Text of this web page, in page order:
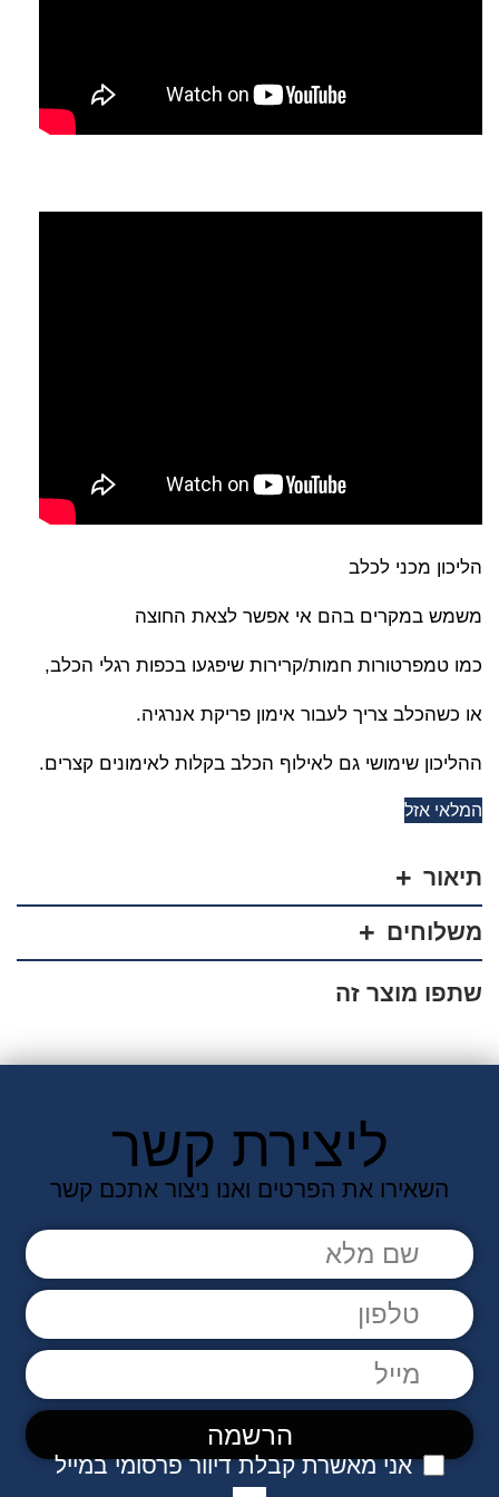
הליכון מכני לכלב
משמש במקרים בהם אי אפשר לצאת החוצה
כמו טמפרטורות חמות/קרירות שיפגעו בכפות רגלי הכלב,
או כשהכלב צריך לעבור אימון פריקת אנרגיה.
ההליכון שימושי גם לאילוף הכלב בקלות לאימונים קצרים.
המלאי אזל
תיאור
משלוחים
שתפו מוצר זה
ליצירת קשר
השאירו את הפרטים ואנו ניצור אתכם קשר
אני מאשרת קבלת דיוור פרסומי במייל